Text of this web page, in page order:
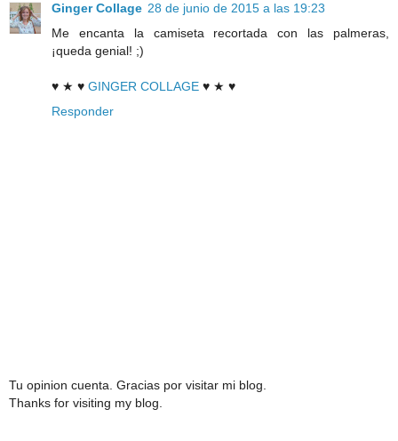
Ginger Collage 28 de junio de 2015 a las 19:23
Me encanta la camiseta recortada con las palmeras,
¡queda genial! ;)
♥ ★ ♥ GINGER COLLAGE ♥ ★ ♥
Responder
Tu opinion cuenta. Gracias por visitar mi blog.
Thanks for visiting my blog.